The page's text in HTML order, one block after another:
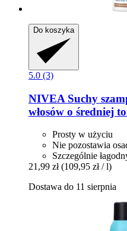
Do koszyka
5.0 (3)
NIVEA Suchy
włosów o średniej
Prosty w użyciu
Nie pozostawia
Szczególnie
21,99 zł (109,95 zł / l)
Dostawa do 11 sierpnia